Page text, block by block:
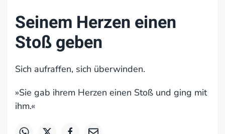
Seinem Herzen einen
Stoß geben
Sich aufraffen, sich überwinden.
»Sie gab ihrem Herzen einen Stoß und ging mit
ihm.«